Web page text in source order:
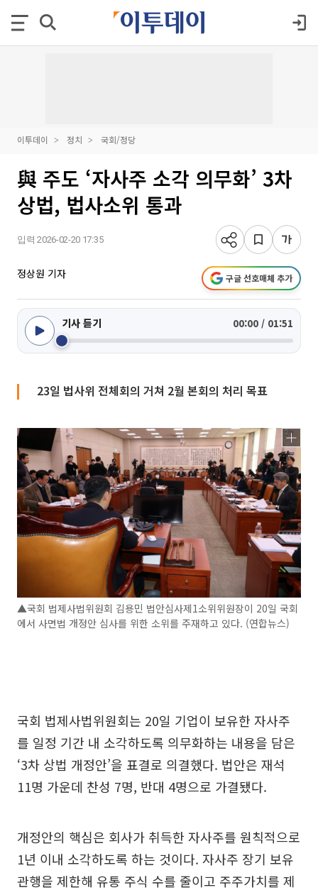
이투데이 정치 국회/정당
與 주도 ‘자사주 소각 의무화’ 3차
상법, 법사소위 통과
입력 2026-02-20 17:35
정상원 기자 구글 선호매체 추가
기사 듣기 00:00 / 01:51
23일 법사위 전체회의 거쳐 2월 본회의 처리 목표
▲국회 법제사법위원회 김용민 법안심사제1소위위원장이 20일 국회
에서 사면법 개정안 심사를 위한 소위를 주재하고 있다. (연합뉴스)
국회 법제사법위원회는 20일 기업이 보유한 자사주
를 일정 기간 내 소각하도록 의무화하는 내용을 담은
‘3차 상법 개정안’을 표결로 의결했다. 법안은 재석
11명 가운데 찬성 7명, 반대 4명으로 가결됐다.
개정안의 핵심은 회사가 취득한 자사주를 원칙적으로
1년 이내 소각하도록 하는 것이다. 자사주 장기 보유
관행을 제한해 유통 주식 수를 줄이고 주주가치를 제